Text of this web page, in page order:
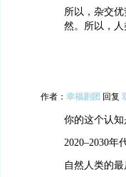
所以，杂交
然。所以，人
作者： 幸福剧团 回复
你的这个认知
2020–2030年
自然人类的最